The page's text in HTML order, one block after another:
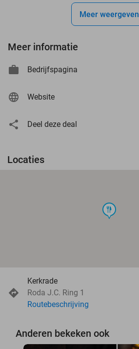
Meer weergeven
Meer informatie
Bedrijfspagina
Website
Deel deze deal
Locaties
food
Kerkrade
Roda J.C. Ring 1
Routebeschrijving
Anderen bekeken ook